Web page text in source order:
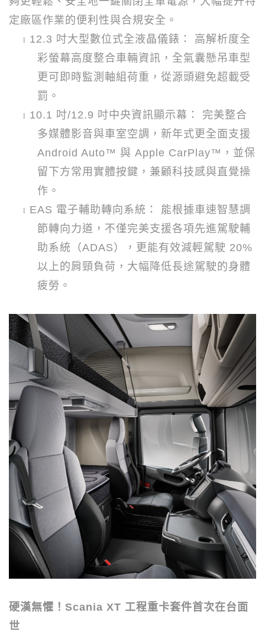
定廠區作業的便利性與合規安全。
l 12.3 吋大型數位式全液晶儀錶： 高解析度全
彩螢幕高度整合車輛資訊，全氣囊懸吊車型
更可即時監測軸組荷重，從源頭避免超載受
罰。
l 10.1 吋/12.9 吋中央資訊顯示幕： 完美整合
多媒體影音與車室空調，新年式更全面支援
Android Auto™ 與 Apple CarPlay™ ，並保
留下方常用實體按鍵，兼顧科技感與直覺操
作。
l EAS 電子輔助轉向系統： 能根據車速智慧調
節轉向力道，不僅完美支援各項先進駕駛輔
助系統（ADAS），更能有效減輕駕駛 20%
以上的肩頸負荷，大幅降低長途駕駛的身體
疲勞。
硬漢無懼！ Scania XT 工程重卡套件首次在台面
世